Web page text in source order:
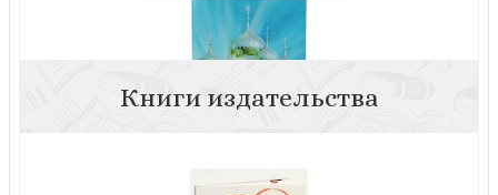
К небесным сокровищам
Книги издательства